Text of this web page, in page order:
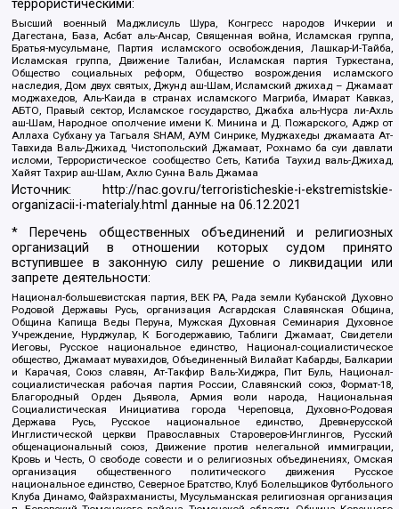
террористическими:
Высший военный Маджлисуль Шура, Конгресс народов Ичкерии и
Дагестана, База, Асбат аль-Ансар, Священная война, Исламская группа,
Братья-мусульмане, Партия исламского освобождения, Лашкар-И-Тайба,
Исламская группа, Движение Талибан, Исламская партия Туркестана,
Общество социальных реформ, Общество возрождения исламского
наследия, Дом двух святых, Джунд аш-Шам, Исламский джихад – Джамаат
моджахедов, Аль-Каида в странах исламского Магриба, Имарат Кавказ,
АБТО, Правый сектор, Исламское государство, Джабха аль-Нусра ли-Ахль
аш-Шам, Народное ополчение имени К. Минина и Д. Пожарского, Аджр от
Аллаха Субхану уа Тагьаля SHAM, АУМ Синрике, Муджахеды джамаата Ат-
Тавхида Валь-Джихад, Чистопольский Джамаат, Рохнамо ба суи давлати
исломи, Террористическое сообщество Сеть, Катиба Таухид валь-Джихад,
Хайят Тахрир аш-Шам, Ахлю Сунна Валь Джамаа
Источник:
http://nac.gov.ru/terroristicheskie-i-ekstremistskie-
organizacii-i-materialy.html данные на06.12.2021
* Перечень общественных объединений и религиозных
организаций в отношении которых судом принято
вступившее в законную силу решение о ликвидации или
запрете деятельности:
Национал-большевистская партия, ВЕК РА, Рада земли Кубанской Духовно
Родовой Державы Русь, организация Асгардская Славянская Община,
Община Капища Веды Перуна, Мужская Духовная Семинария Духовное
Учреждение, Нурджулар, К Богодержавию, Таблиги Джамаат, Свидетели
Иеговы, Русское национальное единство, Национал-социалистическое
общество, Джамаат мувахидов, Объединенный Вилайат Кабарды, Балкарии
и Карачая, Союз славян, Ат-Такфир Валь-Хиджра, Пит Буль, Национал-
социалистическая рабочая партия России, Славянский союз, Формат-18,
Благородный Орден Дьявола, Армия воли народа, Национальная
Социалистическая Инициатива города Череповца, Духовно-Родовая
Держава Русь, Русское национальное единство, Древнерусской
Инглистической церкви Православных Староверов-Инглингов, Русский
общенациональный союз, Движение против нелегальной иммиграции,
Кровь и Честь, О свободе совести и о религиозных объединениях, Омская
организация общественного политического движения Русское
национальное единство, Северное Братство, Клуб Болельщиков Футбольного
Клуба Динамо, Файзрахманисты, Мусульманская религиозная организация